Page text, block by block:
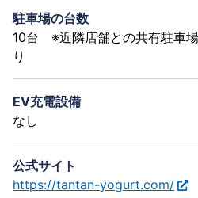
駐車場の台数
10台 ※近隣店舗との共有駐車
り
EV充電設備
なし
公式サイト
https://tantan-yogurt.com/